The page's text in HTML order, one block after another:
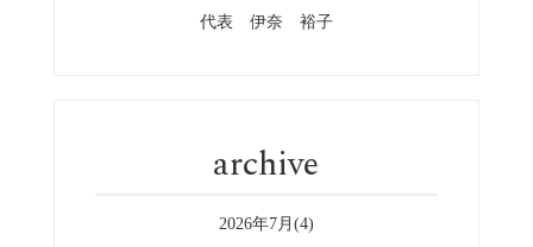
代表 伊奈 裕子
archive
2026年7月(4)